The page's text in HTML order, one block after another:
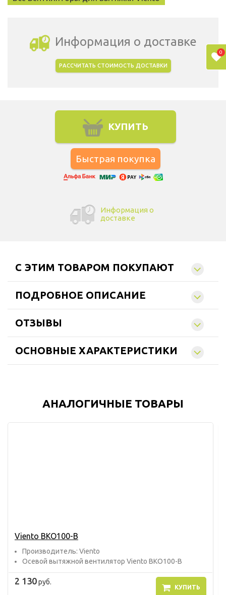
Информация о доставке
РАССЧИТАТЬ СТОИМОСТЬ ДОСТАВКИ
КУПИТЬ
Информация о
доставке
C ЭТИМ ТОВАРОМ ПОКУПАЮТ
ПОДРОБНОЕ ОПИСАНИЕ
ОТЗЫВЫ
ОСНОВНЫЕ ХАРАКТЕРИСТИКИ
АНАЛОГИЧНЫЕ ТОВАРЫ
Viento ВКО100-В
Прoизвoдитель: Viento
Осевой вытяжной вентилятор Viento ВКО100-В
2 130руб.
КУПИТЬ
0